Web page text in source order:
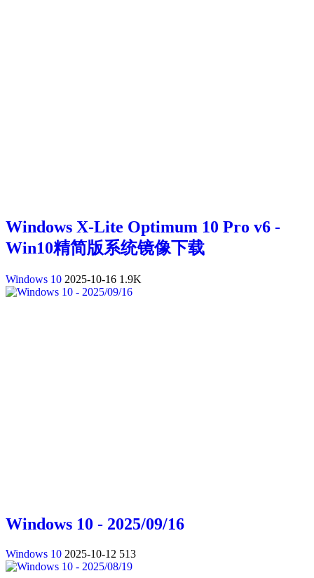
Windows X-Lite Optimum 10 Pro v6 -
Win10精简版系统镜像下载
Windows 10 2025-10-16 1.9K
Windows 10 - 2025/09/16
Windows 10 2025-10-12 513